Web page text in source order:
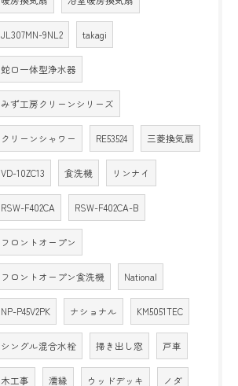
JL307MN-9NL2 takagi
蛇口一体型浄水器
みず工房クリーンシリーズ
クリーンシャワー RE53524 三菱換気扇
VD-10ZC13 食洗機 リンナイ
RSW-F402CA RSW-F402CA-B
フロントオープン
フロントオープン食洗機 National
NP-P45V2PK ナショナル KM5051TEC
シングル混合水栓 掃き出し窓 戸車
木工事 濡縁 ウッドデッキ ノダ